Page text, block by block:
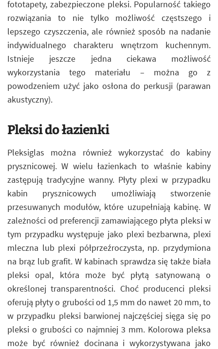
fototapety, zabezpieczone pleksi. Popularność takiego
rozwiązania to nie tylko możliwość częstszego i
lepszego czyszczenia, ale również sposób na nadanie
indywidualnego charakteru wnętrzom kuchennym.
Istnieje jeszcze jedna ciekawa możliwość
wykorzystania tego materiału – można go z
powodzeniem użyć jako osłona do perkusji (parawan
akustyczny).
Pleksi do łazienki
Pleksiglas można również wykorzystać do kabiny
prysznicowej. W wielu łazienkach to właśnie kabiny
zastępują tradycyjne wanny. Płyty plexi w przypadku
kabin prysznicowych umożliwiają stworzenie
przesuwanych modułów, które uzupełniają kabinę. W
zależności od preferencji zamawiającego płyta pleksi w
tym przypadku występuje jako plexi bezbarwna, plexi
mleczna lub plexi półprzeźroczysta, np. przydymiona
na brąz lub grafit. W kabinach sprawdza się także biała
pleksi opal, która może być płytą satynowaną o
określonej transparentności. Choć producenci pleksi
oferują płyty o grubości od 1,5 mm do nawet 20 mm, to
w przypadku pleksi barwionej najczęściej sięga się po
pleksi o grubości co najmniej 3 mm. Kolorowa pleksa
może być również docinana i wykorzystywana jako